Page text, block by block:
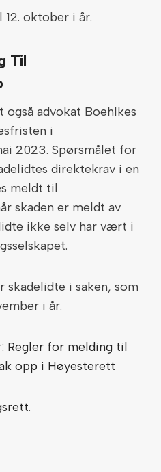
oktober i år.
Til
advokat Boehlkes
i
2023. Spørsmålet for
direktekrav i en
meldt til
skaden er meldt av
ikke selv har vært i
skadelidte i saken, som
i år.
Regler for melding til
opp i Høyesterett
.